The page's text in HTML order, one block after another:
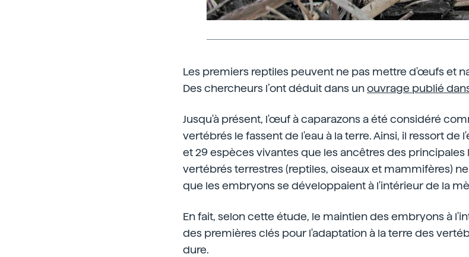
Les premiers reptiles peuvent ne pas mettre d'œufs et
Des chercheurs l’ont déduit dans unouvrage publié
Jusqu'à présent, l'œuf à caparazons a été considéré
vertébrés le fassent de l'eau à la terre. Ainsi, il ressort de
et 29 espèces vivantes que les ancêtres des
vertébrés terrestres (reptiles, oiseaux et mammifères)
que les embryons se développaient à l'intérieur de la
En fait, selon cette étude, le maintien des embryons à
des premières clés pour l'adaptation à la terre des
dure.